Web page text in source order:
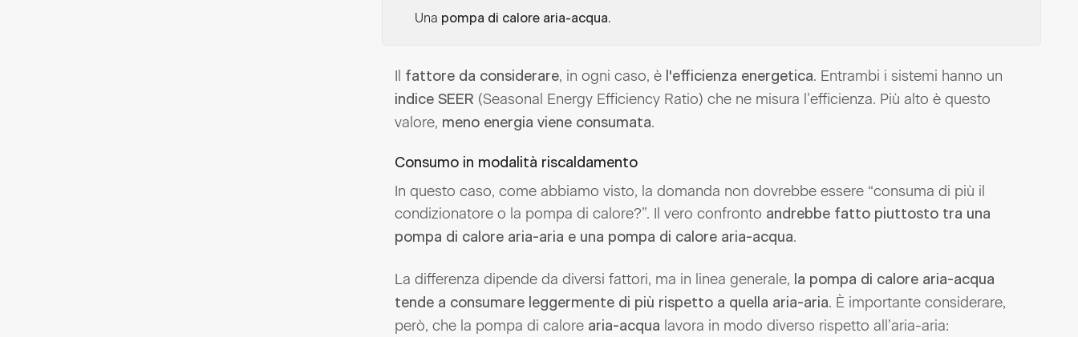
Una pompa di calore aria-acqua.
Il fattore da considerare, in ogni caso, è l'efficienza energetica. Entrambi i sistemi hanno un
indice SEER (Seasonal Energy Efficiency Ratio) che ne misura l’efficienza. Più alto è questo
valore, meno energia viene consumata.
Consumo in modalità riscaldamento
In questo caso, come abbiamo visto, la domanda non dovrebbe essere “consuma di più il
condizionatore o la pompa di calore?”. Il vero confronto andrebbe fatto piuttosto tra una
pompa di calore aria-aria e una pompa di calore aria-acqua.
La differenza dipende da diversi fattori, ma in linea generale,
la pompa di calore aria-acqua
tende a consumare leggermente di più rispetto a quella aria-aria. È importante considerare,
però, che la pompa di calore aria-acqua lavora in modo diverso rispetto all’aria-aria: